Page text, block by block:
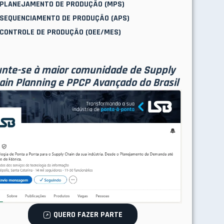
PLANEJAMENTO DE PRODUÇÃO (MPS)
SEQUENCIAMENTO DE PRODUÇÃO (APS)
CONTROLE DE PRODUÇÃO (OEE/MES)
se à maior comunidade de Supply
Planning e PPCP Avançado do Brasil
QUERO FAZER PARTE